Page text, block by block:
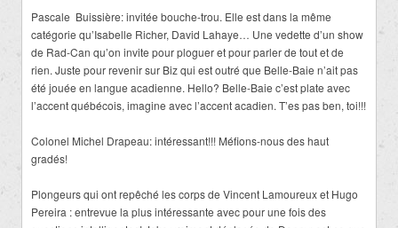
Pascale Buissière: invitée bouche-trou. Elle est dans la même
catégorie qu’Isabelle Richer, David Lahaye… Une vedette d’un show
de Rad-Can qu’on invite pour ploguer et pour parler de tout et de
rien. Juste pour revenir sur Biz qui est outré que Belle-Baie n’ait pas
été jouée en langue acadienne. Hello? Belle-Baie c’est plate avec
l’accent québécois, imagine avec l’accent acadien. T’es pas ben, toi!!!
Colonel Michel Drapeau: intéressant!!! Méfions-nous des haut
gradés!
Plongeurs qui ont repêché les corps de Vincent Lamoureux et Hugo
Pereira : entrevue la plus intéressante avec pour une fois des